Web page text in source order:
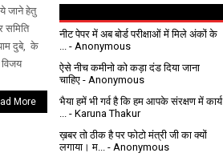
जाने हेतु
समिति
दुबे, के
More
नीट पेपर में अब बोर्ड परीक्षाओं में मिले अंकों के
- Anonymous
ऐसे नीच कमीनो को कड़ा दंड दिया जाना
चाहिए - Anonymous
भैया हमें भी गर्व है कि हम आपके संरक्षण में कार्य
- Karuna Thakur
ख़बर तो ठीक है पर फोटो मंत्री जी का क्यों
लगाया। म...
- Anonymous